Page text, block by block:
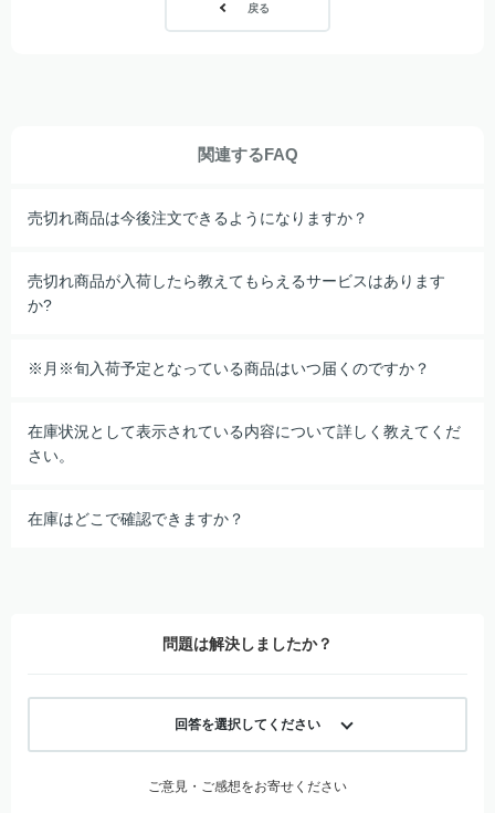
戻る
関連するFAQ
売切れ商品は今後注文できるようになりますか？
売切れ商品が入荷したら教えてもらえるサービスはあります
か?
※月※旬入荷予定となっている商品はいつ届くのですか？
在庫状況として表示されている内容について詳しく教えてくだ
さい。
在庫はどこで確認できますか？
問題は解決しましたか？
回答を選択してください
ご意見・ご感想をお寄せください